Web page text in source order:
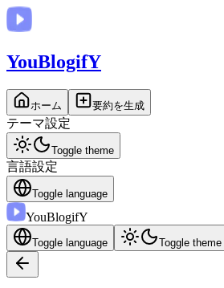
YouBlogifY
ホーム 要約を生成
テーマ設定
Toggle theme
言語設定
Toggle language
YouBlogifY
Toggle language Toggle theme